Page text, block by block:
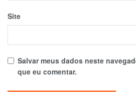
Site
Salvar meus dados neste
que eu comentar.